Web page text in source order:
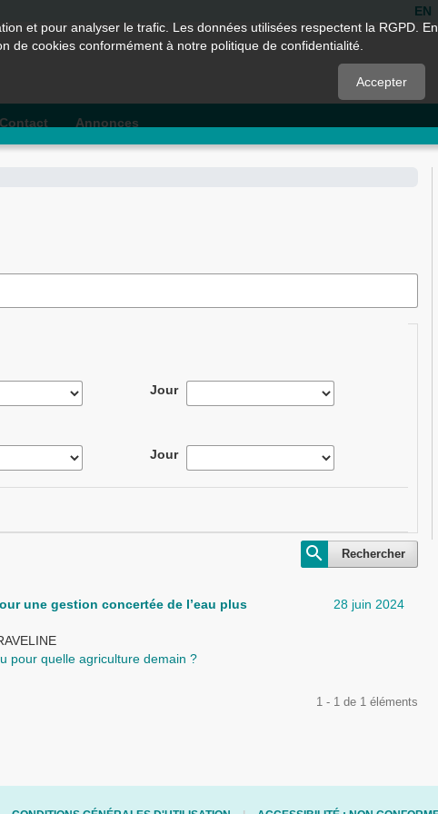
EN
Contact Annonces
Jour
Jour
Rechercher
28 juin 2024
une gestion concertée de l’eau plus
pour quelle agriculture demain ?
1 - 1 de 1 éléments
et pour analyser le trafic. Les données utilisées respectent la RGPD.
de cookies conformément à notre politique de confidentialité.
Accepter